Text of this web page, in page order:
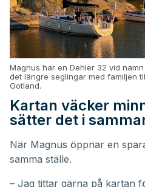
Magnus har en Dehler 32 vid
det längre seglingar med familjen
Gotland.
Kartan väcker
sätter det i
När Magnus öppnar en
samma ställe.
– Jag tittar gärna på kartan